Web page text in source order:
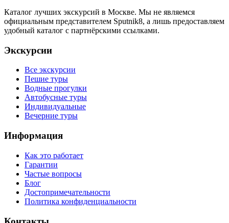
Каталог лучших экскурсий в Москве. Мы не являемся
официальным представителем Sputnik8, а лишь предоставляем
удобный каталог с партнёрскими ссылками.
Экскурсии
Все экскурсии
Пешие туры
Водные прогулки
Автобусные туры
Индивидуальные
Вечерние туры
Информация
Как это работает
Гарантии
Частые вопросы
Блог
Достопримечательности
Политика конфиденциальности